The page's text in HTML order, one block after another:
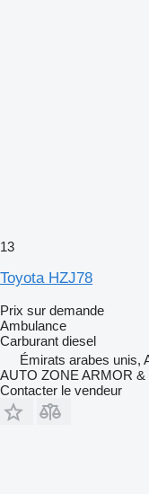
13
Toyota HZJ78
Prix sur demande
Ambulance
Carburant diesel
Émirats arabes unis,
AUTO ZONE ARMOR
Contacter le vendeur